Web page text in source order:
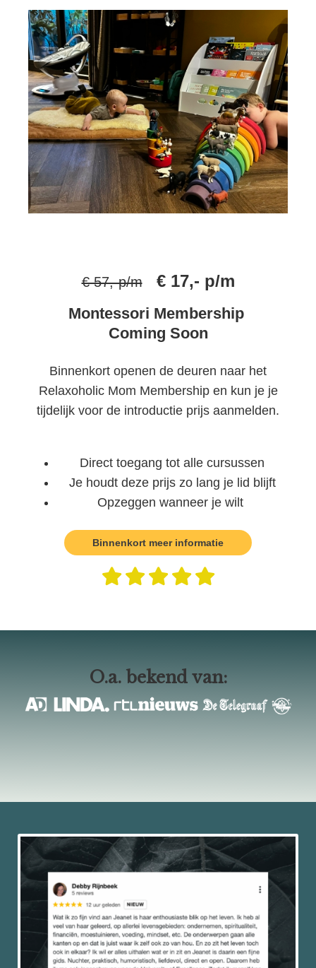
€ 57,-p/m € 17,- p/m
Montessori Membership
Coming Soon
Binnenkort openen de deuren naar het
Relaxoholic Mom Membership en kun je je
tijdelijk voor de introductie prijs aanmelden.
Direct toegang tot alle cursussen
Je houdt deze prijs zo lang je lid blijft
Opzeggen wanneer je wilt
Binnenkort meer informatie
O.a. bekend van: